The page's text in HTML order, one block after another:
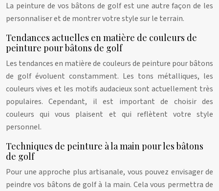
La peinture de vos bâtons de golf est une autre façon de les
personnaliser et de montrer votre style sur le terrain.
Tendances actuelles en matière de couleurs de
peinture pour bâtons de golf
Les tendances en matière de couleurs de peinture pour bâtons
de golf évoluent constamment. Les tons métalliques, les
couleurs vives et les motifs audacieux sont actuellement très
populaires. Cependant, il est important de choisir des
couleurs qui vous plaisent et qui reflètent votre style
personnel.
Techniques de peinture à la main pour les bâtons
de golf
Pour une approche plus artisanale, vous pouvez envisager de
peindre vos bâtons de golf à la main. Cela vous permettra de